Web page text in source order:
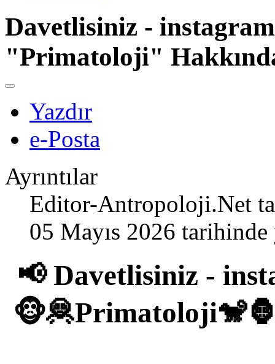
Davetlisiniz - instagram
"Primatoloji"
Yazdır
e-Posta
Ayrıntılar
Editor-Antropoloji.Net
05 Mayıs 2026 tarihinde
📢 Davetlisiniz -
🐵🦧Primatoloji🐒🦍